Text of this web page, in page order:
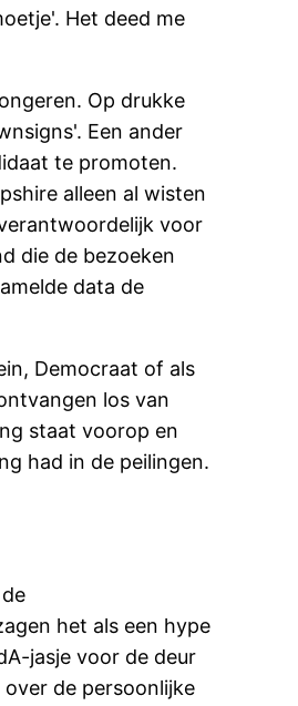
Het deed me
Op drukke
Een ander
te promoten.
alleen al wisten
voor
die de bezoeken
data de
Democraat of als
los van
staat voorop en
had in de peilingen.
het als een hype
jasje voor de deur
de persoonlijke